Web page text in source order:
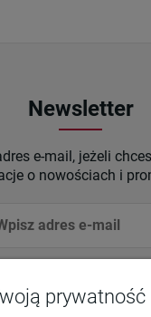
Newsletter
e-mail, jeżeli
o nowościach i
prywatność